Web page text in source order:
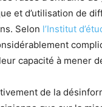
et d’utilisation de
Selon l’Institut
capacité à mener
de la